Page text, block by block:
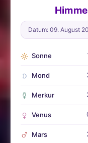
Datum: 09. August
Sonne
Mond
Merkur
Venus
Mars